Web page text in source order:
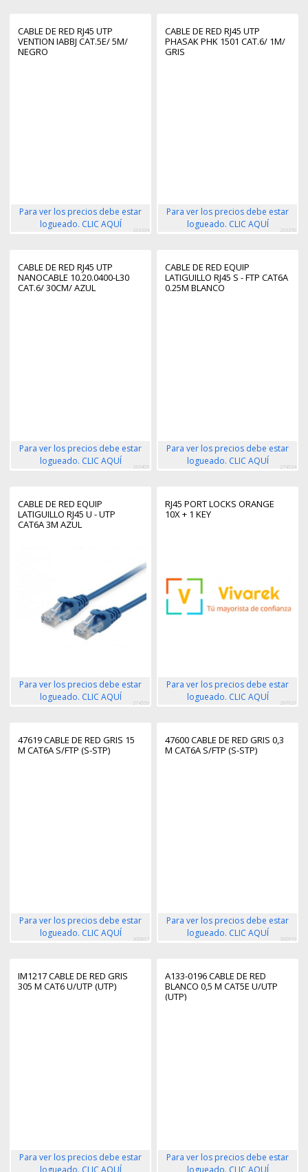
CABLE DE RED RJ45 UTP
VENTION IABBJ CAT.5E/ 5M/
NEGRO
Para ver los precios debe estar
logueado. CLIC AQUÍ
263334
CABLE DE RED RJ45 UTP
PHASAK PHK 1501 CAT.6/ 1M/
GRIS
Para ver los precios debe estar
logueado. CLIC AQUÍ
263370
CABLE DE RED RJ45 UTP
NANOCABLE 10.20.0400-L30
CAT.6/ 30CM/ AZUL
Para ver los precios debe estar
logueado. CLIC AQUÍ
263405
CABLE DE RED EQUIP
LATIGUILLO RJ45 S - FTP CAT6A
0.25M BLANCO
Para ver los precios debe estar
logueado. CLIC AQUÍ
274524
CABLE DE RED EQUIP
LATIGUILLO RJ45 U - UTP
CAT6A 3M AZUL
Para ver los precios debe estar
logueado. CLIC AQUÍ
274556
RJ45 PORT LOCKS ORANGE
10X + 1 KEY
Para ver los precios debe estar
logueado. CLIC AQUÍ
297627
47619 CABLE DE RED GRIS 15
M CAT6A S/FTP (S-STP)
Para ver los precios debe estar
logueado. CLIC AQUÍ
300867
47600 CABLE DE RED GRIS 0,3
M CAT6A S/FTP (S-STP)
Para ver los precios debe estar
logueado. CLIC AQUÍ
300910
IM1217 CABLE DE RED GRIS
305 M CAT6 U/UTP (UTP)
Para ver los precios debe estar
logueado. CLIC AQUÍ
A133-0196 CABLE DE RED
BLANCO 0,5 M CAT5E U/UTP
(UTP)
Para ver los precios debe estar
logueado. CLIC AQUÍ